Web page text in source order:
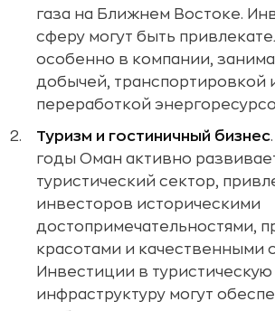
газа на Ближнем Востоке.
сферу могут быть
особенно в компании,
добычей, транспортировкой
переработкой
Туризм и гостиничный бизнес
годы Оман активно
туристический сектор,
инвесторов историческими
достопримечательностями,
красотами и качественными
Инвестиции в туристическую
инфраструктуру могут